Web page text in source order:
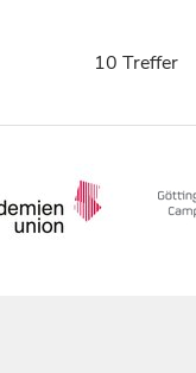
10 Treffer